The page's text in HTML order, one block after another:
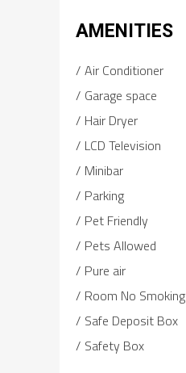
AMENITIES
Air Conditioner
Garage space
Hair Dryer
LCD Television
Minibar
Parking
Pet Friendly
Pets Allowed
Pure air
Room No Smoking
Safe Deposit Box
Safety Box